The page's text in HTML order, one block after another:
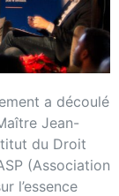
a découlé
Jean-
du Droit
(Association
l’essence